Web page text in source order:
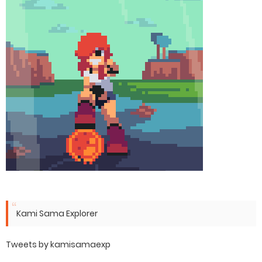
Kami Sama Explorer
Tweets by kamisamaexp